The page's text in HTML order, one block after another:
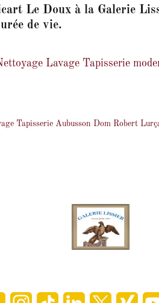
Le Doux à la Galerie
de vie.
Lavage Tapisserie
Tapisserie Aubusson Dom Robert